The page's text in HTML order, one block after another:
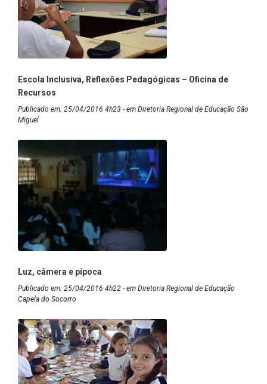
Escola Inclusiva, Reflexões Pedagógicas – Oficina de
Recursos
Publicado em: 25/04/2016 4h23 - em Diretoria Regional de Educação São
Miguel
Luz, câmera e pipoca
Publicado em: 25/04/2016 4h22 - em Diretoria Regional de Educação
Capela do Socorro